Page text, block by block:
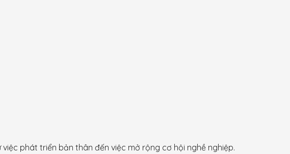
phát triển bản thân đến việc mở rộng cơ hội nghề nghiệp.